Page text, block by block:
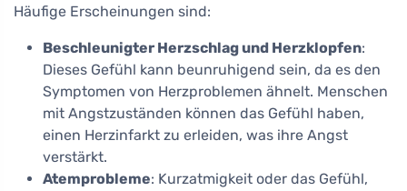
Häufige Erscheinungen sind:
Beschleunigter Herzschlag und Herzklopfen:
Dieses Gefühl kann beunruhigend sein, da es den
Symptomen von Herzproblemen ähnelt. Menschen
mit Angstzuständen können das Gefühl haben,
einen Herzinfarkt zu erleiden, was ihre Angst
verstärkt.
Atemprobleme: Kurzatmigkeit oder das Gefühl,